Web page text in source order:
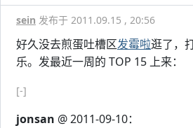
sein 发布于 2011.09.15 , 20:56
好久没去煎蛋吐槽区发霉啦逛了，
乐。发最近一周的 TOP 15 上来：
[-]
jonsan @ 2011-09-10：